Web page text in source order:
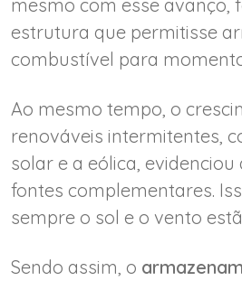
mesmo com esse avanço,
estrutura que permitisse
combustível para
Ao mesmo tempo, o
renováveis intermitentes,
solar e a eólica, evidenciou
fontes complementares.
sempre o sol e o vento
Sendo assim, o